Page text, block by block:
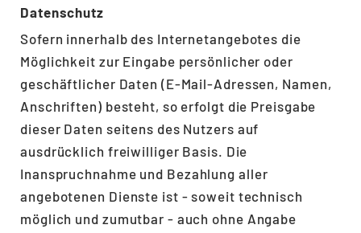
Datenschutz
Sofern innerhalb des Internetangebotes die
Möglichkeit zur Eingabe persönlicher oder
geschäftlicher Daten (E-Mail-Adressen, Namen,
Anschriften) besteht, so erfolgt die Preisgabe
dieser Daten seitens des Nutzers auf
ausdrücklich freiwilliger Basis. Die
Inanspruchnahme und Bezahlung aller
angebotenen Dienste ist - soweit technisch
möglich und zumutbar - auch ohne Angabe